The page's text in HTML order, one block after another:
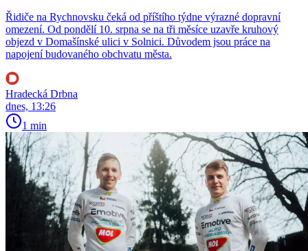
Řidiče na Rychnovsku čeká od příštího týdne výrazné dopravní
omezení. Od pondělí 10. srpna se na tři měsíce uzavře kruhový
objezd v Domašínské ulici v Solnici. Důvodem jsou práce na
napojení budovaného obchvatu města.
Hradecká Drbna
dnes, 13:26
1 min